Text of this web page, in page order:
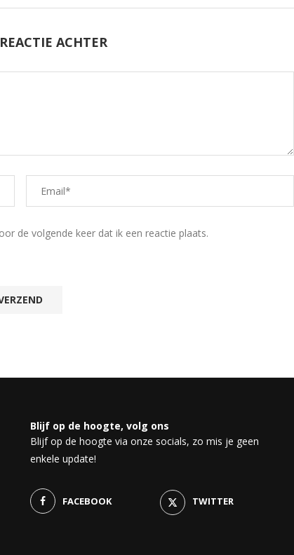
ACHTER
de volgende keer dat ik een reactie plaats.
Blijf op de hoogte, volg ons
Blijf op de hoogte via onze socials, zo mis je geen
enkele update!
FACEBOOK TWITTER